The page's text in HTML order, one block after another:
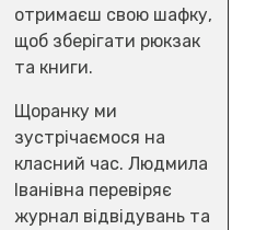
отримаєш свою шафку,
щоб зберігати рюкзак
та книги.
Щоранку ми
зустрічаємося на
класний час. Людмила
Іванівна перевіряє
журнал відвідувань та